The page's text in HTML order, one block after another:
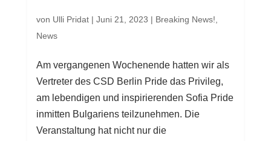
von Ulli Pridat| Juni 21, 2023 | Breaking News!
News
Am vergangenen Wochenende hatten wir als
Vertreter des CSD Berlin Pride das Privileg,
am lebendigen und inspirierenden Sofia Pride
inmitten Bulgariens teilzunehmen. Die
Veranstaltung hat nicht nur die